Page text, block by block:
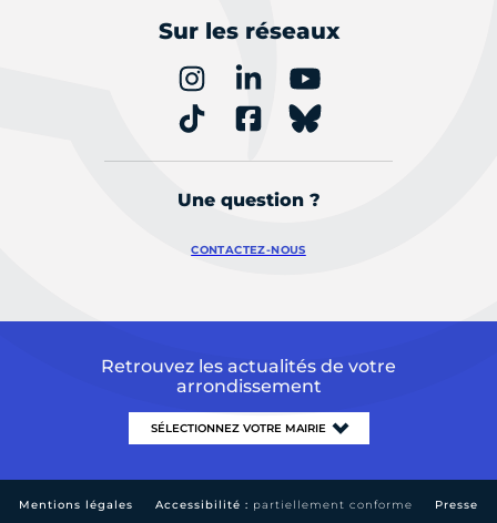
Sur les réseaux
Une question ?
CONTACTEZ-NOUS
Retrouvez les actualités de votre
arrondissement
Mentions légales Accessibilité : partiellement conforme Presse